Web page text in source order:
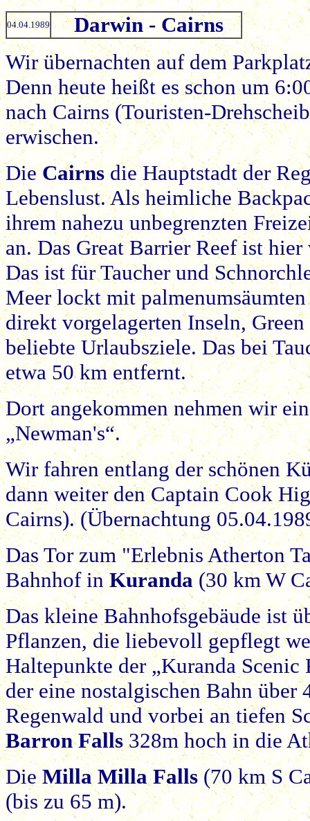
04.04.1989
Darwin - Cairns
Wir übernachten auf dem
Denn heute heißt es schon um
nach Cairns (Touristen-
erwischen.
DieCairnsdie Hauptstadt der
Lebenslust. Als heimliche
ihrem nahezu unbegrenzten
an. Das Great Barrier Reef ist
Das ist für Taucher und
Meer lockt mit
direkt vorgelagerten Inseln,
beliebte Urlaubsziele. Das bei
etwa 50 km entfernt.
Dort angekommen nehmen wir
„Newman's“.
Wir fahren entlang der schönen
dann weiter den Captain Cook
Cairns). (Übernachtung
Das Tor zum "Erlebnis Atherton
Bahnhof inKuranda(30 km W
Das kleine Bahnhofsgebäude ist
Pflanzen, die liebevoll gepflegt
Haltepunkte der „Kuranda
der eine nostalgischen Bahn
Regenwald und vorbei an tiefen
Barron Falls328m hoch in die
DieMilla Milla Falls(70 km S
(bis zu 65 m).